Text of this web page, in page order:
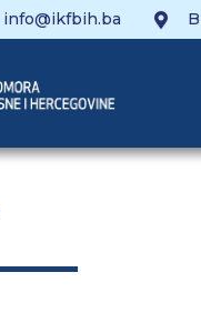
info@ikfbih.ba